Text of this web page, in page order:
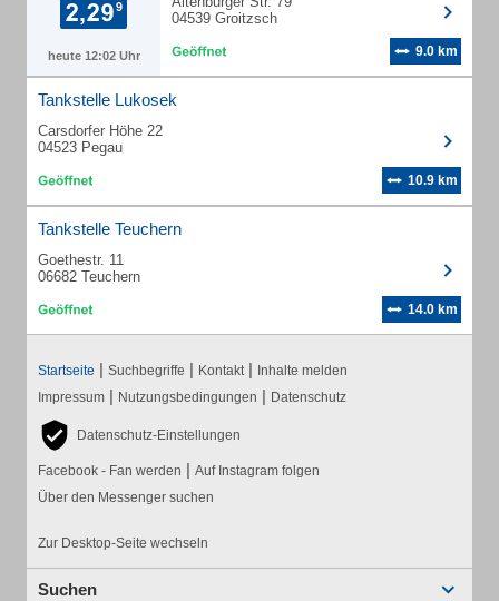
heute 12:02 Uhr
04539 Groitzsch
9.0 km
Tankstelle Lukosek
Carsdorfer Höhe 22
04523 Pegau
10.9 km
Tankstelle Teuchern
Goethestr. 11
06682 Teuchern
14.0 km
Startseite | Suchbegriffe | Kontakt | Inhalte melden
Impressum | Nutzungsbedingungen | Datenschutz
Datenschutz-Einstellungen
Facebook - Fan werden | Auf Instagram folgen
Über den Messenger suchen
Zur Desktop-Seite wechseln
Suchen